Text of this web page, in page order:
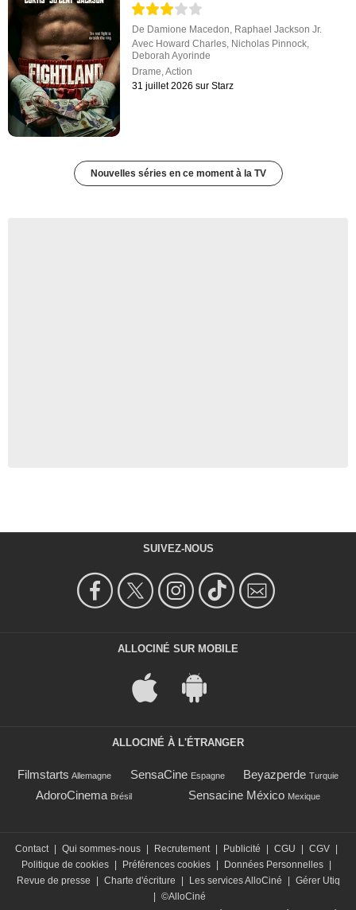
De Damione Macedon, Raphael Jackson Jr.
Avec Howard Charles, Nicholas Pinnock,
Deborah Ayorinde
Drame,Action
31 juillet 2026 sur Starz
Nouvelles séries en ce moment à la TV
SUIVEZ-NOUS
ALLOCINÉ SUR MOBILE
ALLOCINÉ À L'ÉTRANGER
Filmstarts Allemagne SensaCine Espagne Beyazperde Turquie
AdoroCinema Brésil Sensacine México Mexique
Contact | Qui sommes-nous | Recrutement | Publicité | CGU | CGV |
Politique de cookies | Préférences cookies | Données Personnelles |
Revue de presse
| Charte d'écriture | Les services AlloCiné | Gérer Utiq
| ©AlloCiné